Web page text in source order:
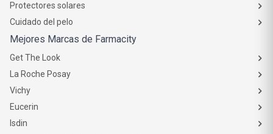
Protectores solares
Cuidado del pelo
Mejores Marcas de Farmacity
Get The Look
La Roche Posay
Vichy
Eucerin
Isdin